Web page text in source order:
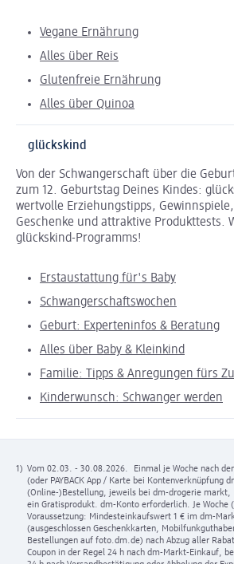
Vegane Ernährung
Alles über Reis
Glutenfreie Ernährung
Alles über Quinoa
glückskind
Von der Schwangerschaft über die
zum 12. Geburtstag Deines Kindes:
wertvolle Erziehungstipps,
Geschenke und attraktive Produkttests.
glückskind-Programms!
Erstaustattung für's Baby
Schwangerschaftswochen
Geburt: Experteninfos & Beratung
Alles über Baby & Kleinkind
Familie: Tipps & Anregungen fürs
Kinderwunsch: Schwanger werden
1) Vom 02.03. - 30.08.2026. Einmal je Woche nach
(oder PAYBACK App / Karte bei Kontenverknüpfung
(Online-)Bestellung, jeweils bei dm-drogerie markt,
ein Gratisprodukt. dm-Konto erforderlich. Je Woche
Voraussetzung: Mindesteinkaufswert 1 € im dm-
(ausgeschlossen Geschenkkarten,
Bestellungen auf foto.dm.de) nach Abzug aller
Coupon in der Regel 24 h nach dm-Markt-Einkauf,